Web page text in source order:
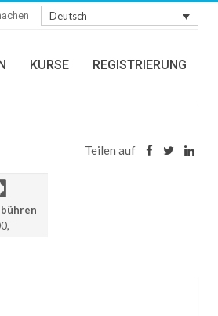
Deutsch
KURSE REGISTRIERUNG
Teilen auf